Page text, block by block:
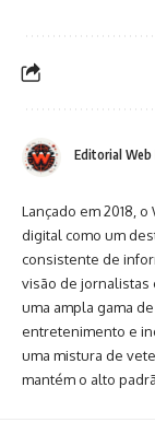
Editorial Web
Lançado em 2018,
digital como um
consistente de
visão de jornalistas
uma ampla gama
entretenimento e
uma mistura de
mantém o alto